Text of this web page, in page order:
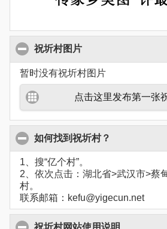
祝圻村图片
暂时没有祝圻村图片
点击这里发布第一张
如何找到祝圻村？
1、搜“亿个村”。
2、依次点击：湖北省>武汉市>蔡
村。
联系邮箱：kefu@yigecun.net